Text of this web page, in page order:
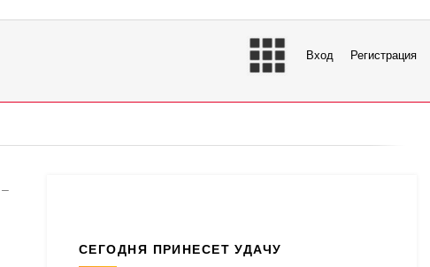
Вход Регистрация
–
СЕГОДНЯ ПРИНЕСЕТ УДАЧУ